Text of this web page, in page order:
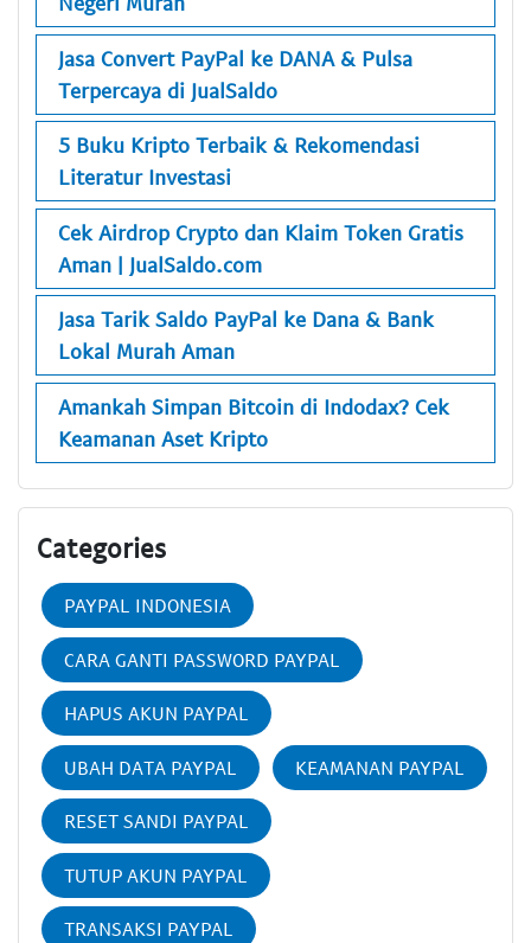
Jasa Convert PayPal ke DANA & Pulsa
Terpercaya di JualSaldo
5 Buku Kripto Terbaik & Rekomendasi
Literatur Investasi
Cek Airdrop Crypto dan Klaim Token Gratis
Aman | JualSaldo.com
Jasa Tarik Saldo PayPal ke Dana & Bank
Lokal Murah Aman
Amankah Simpan Bitcoin di Indodax? Cek
Keamanan Aset Kripto
Categories
PAYPAL INDONESIA
CARA GANTI PASSWORD PAYPAL
HAPUS AKUN PAYPAL
UBAH DATA PAYPAL KEAMANAN PAYPAL
RESET SANDI PAYPAL
TUTUP AKUN PAYPAL
TRANSAKSI PAYPAL